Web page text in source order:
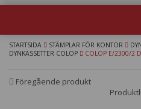
STARTSIDA STÄMPLAR FÖR KONTOR
DYNKASSETTER COLOP
COLOP E/2300/2
Föregående produkt